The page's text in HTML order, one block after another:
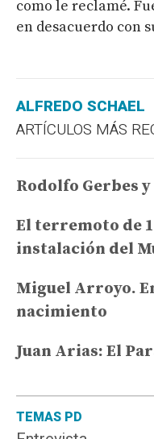
TEMAS PD
como le reclamé.
en desacuerdo con
ALFREDO SCHAEL
ARTÍCULOS MÁS
Rodolfo Gerbes
El terremoto de
instalación del
Miguel Arroyo.
nacimiento
Juan Arias: El